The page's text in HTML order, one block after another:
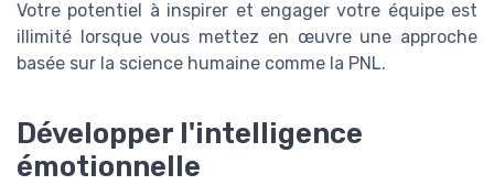
Votre potentiel à inspirer et engager votre équipe est
illimité lorsque vous mettez en œuvre une approche
basée sur la science humaine comme la PNL.
Développer l'intelligence
émotionnelle